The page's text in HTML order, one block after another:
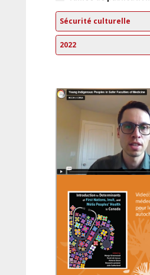
Sécurité culturelle
2022